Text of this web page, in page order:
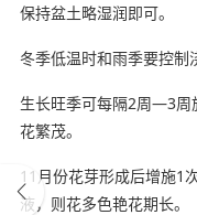
保持盆土略湿润即可。
冬季低温时和雨季要控制
生长旺季可每隔2周—3周
花繁茂。
11月份花芽形成后增施1
液，则花多色艳花期长。